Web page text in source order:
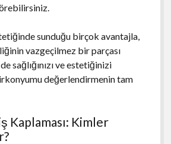
sunduğu birçok avantajla,
vazgeçilmez bir parçası
sağlığınızı ve estetiğinizi
değerlendirmenin tam
Kaplaması: Kimler